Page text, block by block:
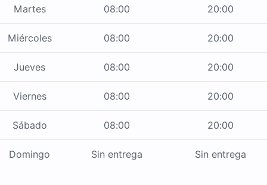
Martes 08:00 20:00
Miércoles 08:00 20:00
Jueves 08:00 20:00
Viernes 08:00 20:00
Sábado 08:00 20:00
Domingo Sin entrega Sin entrega